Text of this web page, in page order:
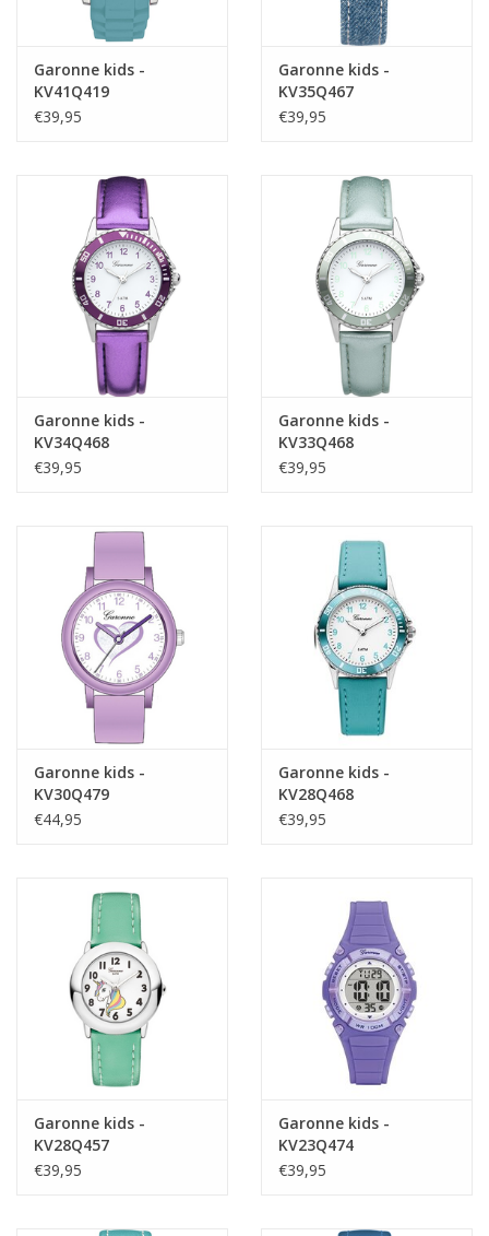
Garonne kids -
KV41Q419
€39,95
Garonne kids -
KV35Q467
€39,95
Garonne kids -
KV34Q468
€39,95
Garonne kids -
KV33Q468
€39,95
Garonne kids -
KV30Q479
€44,95
Garonne kids -
KV28Q468
€39,95
Garonne kids -
KV28Q457
€39,95
Garonne kids -
KV23Q474
€39,95